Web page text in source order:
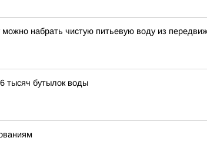
набрать чистую питьевую воду из
тысяч бутылок воды